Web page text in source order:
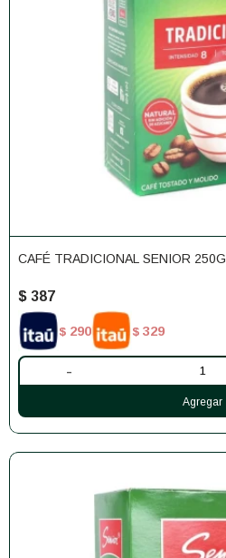
CAFÉ TRADICIONAL SENIOR 250G
$ 387
$ 290 $ 329
-